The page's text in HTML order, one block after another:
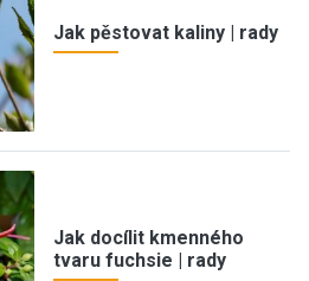
Jak pěstovat kaliny | rady
Jak docílit kmenného
tvaru fuchsie | rady